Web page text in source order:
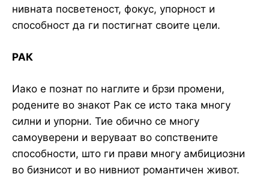
нивната посветеност, фокус, упорност и
способност да ги постигнат своите цели.
РАК
Иако е познат по наглите и брзи промени,
родените во знакот Рак се исто така многу
силни и упорни. Тие обично се многу
самоуверени и веруваат во сопствените
способности, што ги прави многу амбициозни
во бизнисот и во нивниот романтичен живот.